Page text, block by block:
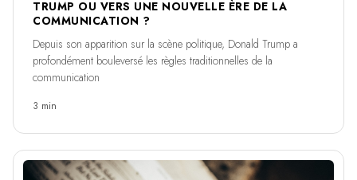
TRUMP OU VERS UNE NOUVELLE ÈRE DE LA
COMMUNICATION ?
Depuis son apparition sur la scène politique, Donald Trump a
profondément bouleversé les règles traditionnelles de la
communication
3 min